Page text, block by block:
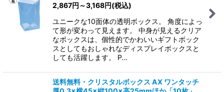
2,867円 ～3,168円(税込)
ユニークな10面体の透明ボックス。 角度によっ
て形が変わって見えます。 中身が見えるクリア
なボックスは、個性的でかわいいギフトボック
スとしてもおしゃれなディスプレイボックスと
しても活躍します。 P…
送料無料・クリスタルボックス AX ワンタッチ